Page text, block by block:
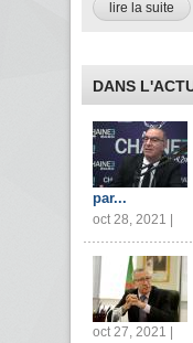
lire la suite
DANS
par...
oct 28, 2021 |
oct 27, 2021 |